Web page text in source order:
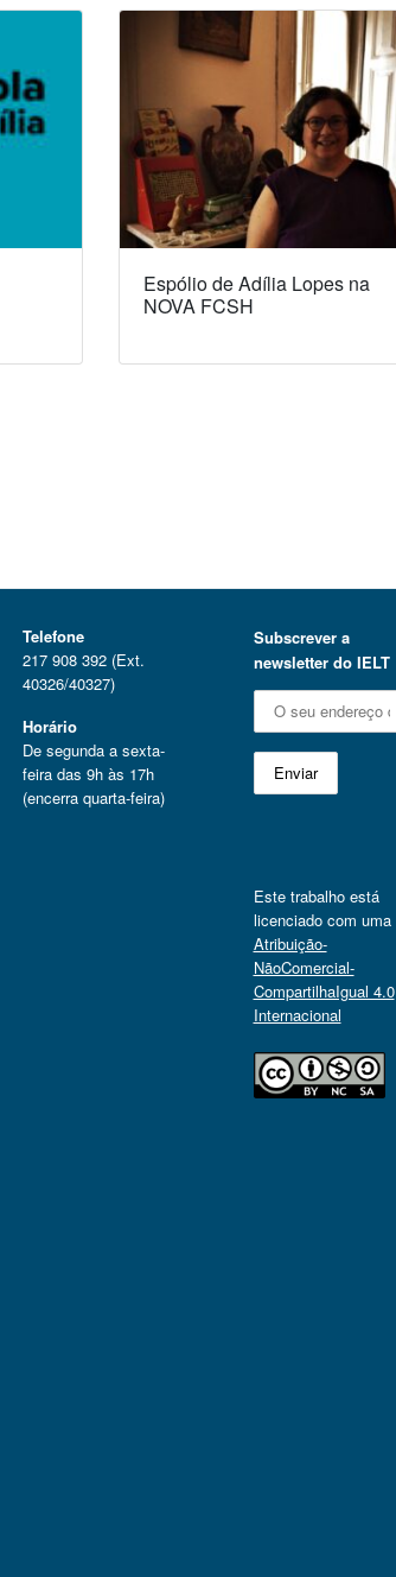
Espólio de Adília Lopes na
NOVA FCSH
Telefone
217 908 392 (Ext.
40326/40327)
Horário
De segunda a sexta-
feira das 9h às 17h
(encerra quarta-feira)
Subscrever a
newsletter do IELT
Este trabalho está
licenciado com uma
Atribuição-
NãoComercial-
CompartilhaIgual 4.0
Internacional